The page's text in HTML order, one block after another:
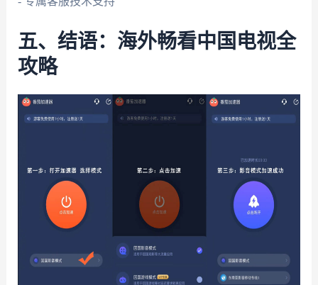
五、结语：海外畅看中国电视全
攻略